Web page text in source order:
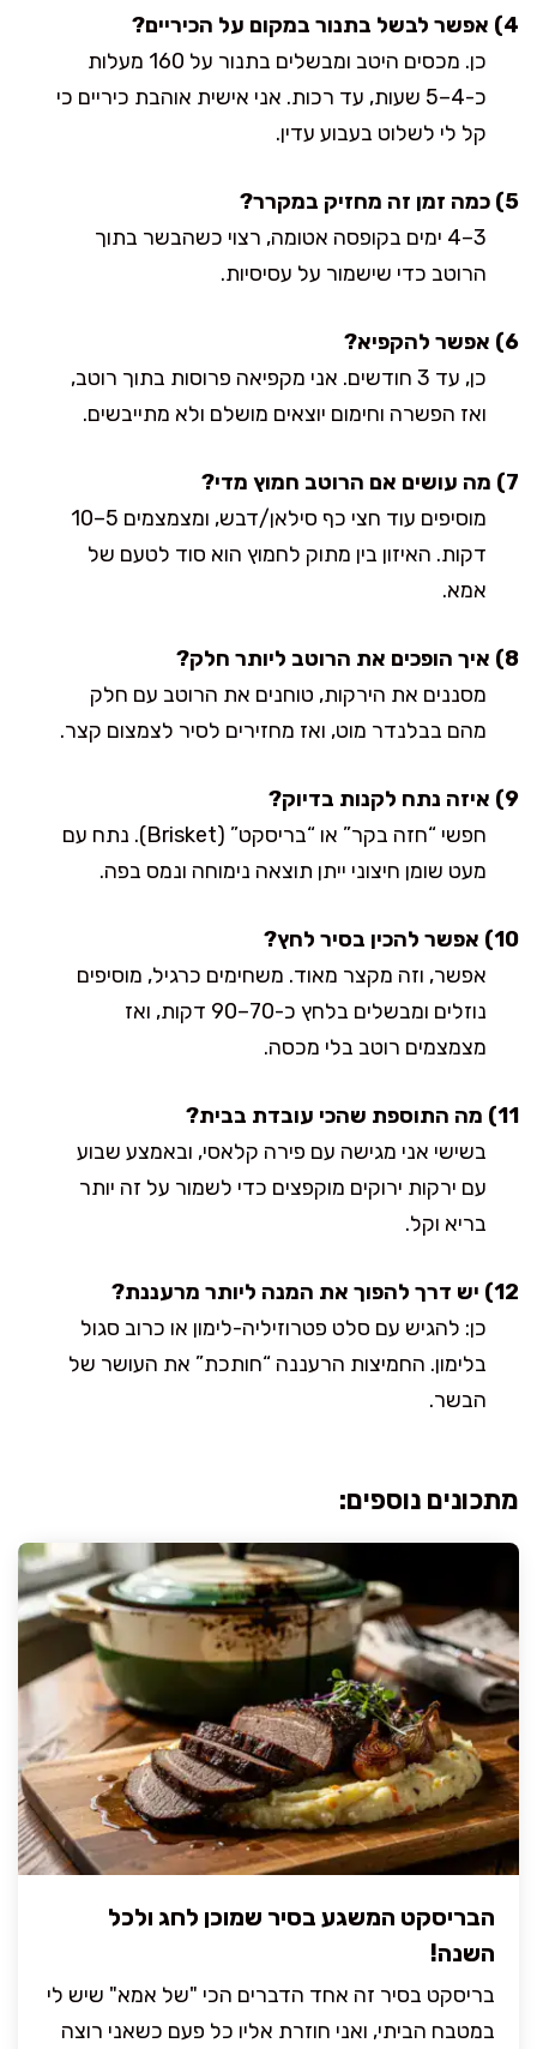
4) אפשר לבשל בתנור במקום על הכיריים?
כן. מכסים היטב ומבשלים בתנור על 160 מעלות
כ-4–5 שעות, עד רכות. אני אישית אוהבת כיריים כי
קל לי לשלוט בעבוע עדין.
5) כמה זמן זה מחזיק במקרר?
3–4 ימים בקופסה אטומה, רצוי כשהבשר בתוך
הרוטב כדי שישמור על עסיסיות.
6) אפשר להקפיא?
כן, עד 3 חודשים. אני מקפיאה פרוסות בתוך רוטב,
ואז הפשרה וחימום יוצאים מושלם ולא מתייבשים.
7) מה עושים אם הרוטב חמוץ מדי?
מוסיפים עוד חצי כף סילאן/דבש, ומצמצמים 5–10
דקות. האיזון בין מתוק לחמוץ הוא סוד לטעם של
אמא.
8) איך הופכים את הרוטב ליותר חלק?
מסננים את הירקות, טוחנים את הרוטב עם חלק
מהם בבלנדר מוט, ואז מחזירים לסיר לצמצום קצר.
9) איזה נתח לקנות בדיוק?
חפשי “חזה בקר” או “בריסקט” (Brisket). נתח עם
מעט שומן חיצוני ייתן תוצאה נימוחה ונמס בפה.
10) אפשר להכין בסיר לחץ?
אפשר, וזה מקצר מאוד. משחימים כרגיל, מוסיפים
נוזלים ומבשלים בלחץ כ-70–90 דקות, ואז
מצמצמים רוטב בלי מכסה.
11) מה התוספת שהכי עובדת בבית?
בשישי אני מגישה עם פירה קלאסי, ובאמצע שבוע
עם ירקות ירוקים מוקפצים כדי לשמור על זה יותר
בריא וקל.
12) יש דרך להפוך את המנה ליותר מרעננת?
כן: להגיש עם סלט פטרוזיליה-לימון או כרוב סגול
בלימון. החמיצות הרעננה “חותכת” את העושר של
הבשר.
מתכונים נוספים:
הבריסקט המשגע בסיר שמוכן לחג ולכל
השנה!
בריסקט בסיר זה אחד הדברים הכי "של אמא" שיש לי
במטבח הביתי, ואני חוזרת אליו כל פעם כשאני רוצה